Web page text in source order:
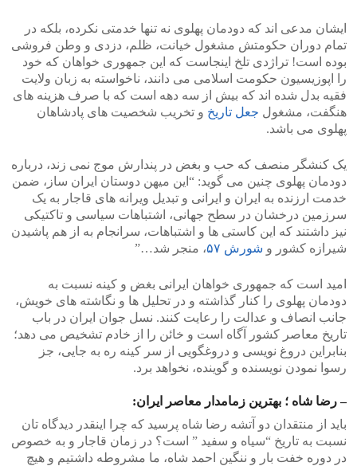
ایشان مدعی اند که دودمان پهلوی نه تنها خدمتی نکرده، بلکه در
تمام دوران حکومتش مشغول خیانت، ظلم، دزدی و وطن فروشی
بوده است! تراژدی تلخ اینجاست که این جمهوری خواهان که خود
را اپوزیسیون حکومت اسلامی می دانند، ناخواسته به زبان ولایت
فقیه بدل شده اند که بیش از سه دهه است که با صرف هزینه های
هنگفت، مشغول جعل تاریخ و تخریب شخصیت های پادشاهان
پهلوی می باشد.
یک کنشگر منصف که حب و بغض در پندارش موج نمی زند، درباره
دودمان پهلوی چنین می گوید: “این میهن دوستان ایران ساز، ضمن
خدمت ارزنده به ایران و ایرانی و تبدیل ویرانه های قاجار به یک
سرزمین درخشان در سطح جهانی، اشتباهات سیاسی و تاکتیکی
نیز داشتند که این کاستی ها و اشتباهات، سرانجام به از هم پاشیدن
شیرازه کشور و شورش ۵۷ ، منجر شد…”
امید است که جمهوری خواهان ایرانی بغض و کینه نسبت به
دودمان پهلوی را کنار گذاشته و در تحلیل ها و نگاشته های خویش،
جانب انصاف و عدالت را رعایت کنند. نسل جوان ایران در باب
تاریخ معاصر کشور آگاه است و خائن را از خادم تشخیص می دهد؛
بنابراین دروغ نویسی و دروغگویی از سر کینه ره به جایی، جز
رسوا نمودن نویسنده و گوینده، نخواهد برد.
– رضا شاه ؛ بهترین زمامدار معاصر ایران:
باید از منتقدان دو آتشه رضا شاه پرسید که چرا اینقدر دیدگاه تان
نسبت به تاریخ “سیاه و سفید ” است؟ در زمان قاجار و به خصوص
در دوره خفت بار و ننگین احمد شاه، ما مشروطه داشتیم و هیچ